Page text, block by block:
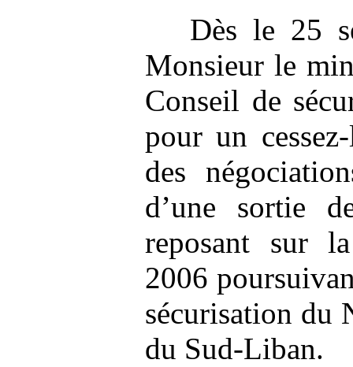
Dès le 25
Monsieur le
Conseil de
pour un
des
d’une sortie
reposant sur
2006
sécurisation du
du Sud-Liban.